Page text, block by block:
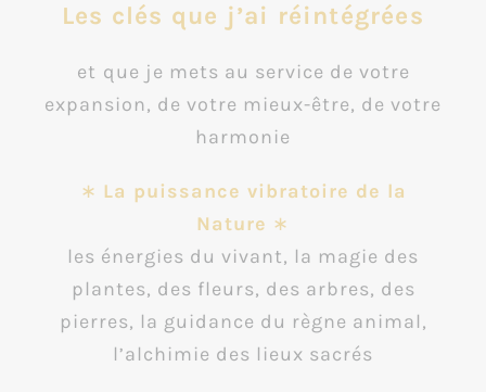
Les clés que j’ai réintégrées
et que je mets au service de votre
expansion, de votre mieux-être, de votre
harmonie
∗ La puissance vibratoire de la
Nature ∗
les énergies du vivant, la magie des
plantes, des fleurs, des arbres, des
pierres, la guidance du règne animal,
l’alchimie des lieux sacrés